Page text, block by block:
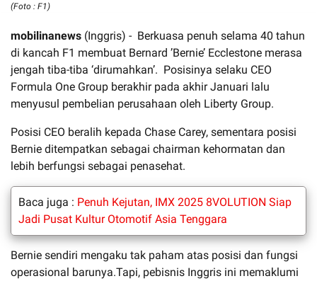
(Foto : F1)
mobilinanews (Inggris) - Berkuasa penuh selama 40 tahun
di kancah F1 membuat Bernard ’Bernie’ Ecclestone merasa
jengah tiba-tiba ‘dirumahkan’. Posisinya selaku CEO
Formula One Group berakhir pada akhir Januari lalu
menyusul pembelian perusahaan oleh Liberty Group.
Posisi CEO beralih kepada Chase Carey, sementara posisi
Bernie ditempatkan sebagai chairman kehormatan dan
lebih berfungsi sebagai penasehat.
Baca juga : Penuh Kejutan, IMX 2025 8VOLUTION Siap
Jadi Pusat Kultur Otomotif Asia Tenggara
Bernie sendiri mengaku tak paham atas posisi dan fungsi
operasional barunya.Tapi, pebisnis Inggris ini memaklumi